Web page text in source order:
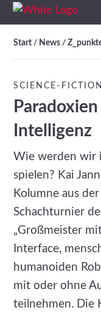
Start
Leistungen
Impulse
Themen
Projekte
Kontakt
Start / News /
SCIENCE-
Intelligenz
Wie werden wir
spielen? Kai
Kolumne aus
Schachturnier
„Großmeister
Interface,
humanoiden
mit oder ohne
teilnehmen. Die